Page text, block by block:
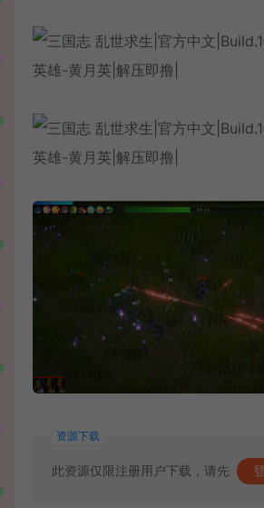
资源下载
此资源仅限注册用户下载，请先